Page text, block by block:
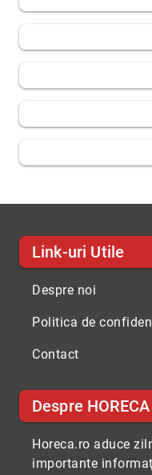
Link-uri Utile
Despre noi
Politica de
Contact
Despre HORECA
Horeca.ro aduce
importante